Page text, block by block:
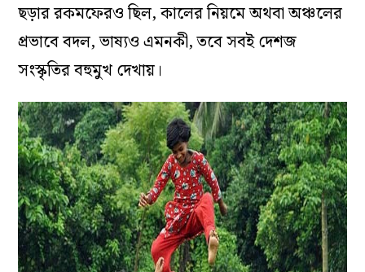
ছড়ার রকমফেরও ছিল, কালের নিয়মে অথবা অঞ্চলের
প্রভাবে বদল, ভাষ্যও এমনকী, তবে সবই দেশজ
সংস্কৃতির বহুমুখ দেখায়।